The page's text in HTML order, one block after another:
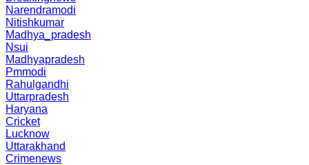
Narendramodi
Nitishkumar
Madhya_pradesh
Nsui
Madhyapradesh
Pmmodi
Rahulgandhi
Uttarpradesh
Haryana
Cricket
Lucknow
Uttarakhand
Crimenews